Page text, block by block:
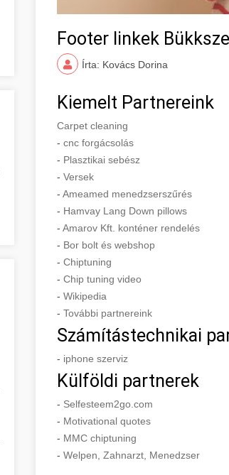
Footer linkek
Írta: Kovács Dorina
Kiemelt Partnereink
Carpet cleaning
- cnc forgácsolás
- Plasztikai sebész
- Versek
- Ameamed menedzserszűrés
- Hamvay Lang Down pillows
- Amarov Kft. konténer rendelés
- Bor bolt és webshop
- Chiptuning
- Chip tuning video
- Wikipedia
- További partnereink
Számítástechnikai
- iphone szerviz
Külföldi partnerek
- Selfesteem2go.com
- Motivational quotes
- MMC chiptuning
- Welpen, Zahnarzt, Menedzser